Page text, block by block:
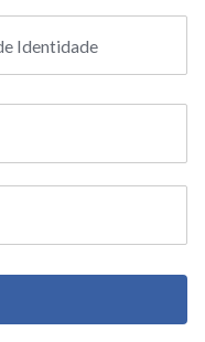
Identidade